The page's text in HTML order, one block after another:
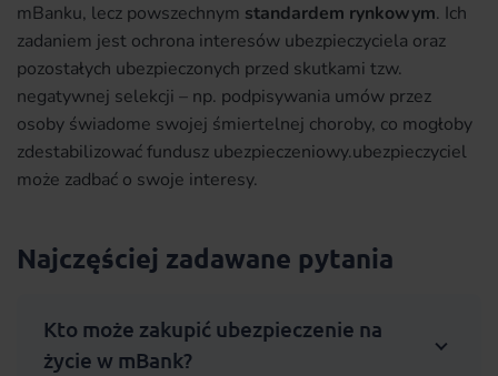
mBanku, lecz powszechnym standardem rynkowym. Ich
zadaniem jest ochrona interesów ubezpieczyciela oraz
pozostałych ubezpieczonych przed skutkami tzw.
negatywnej selekcji – np. podpisywania umów przez
osoby świadome swojej śmiertelnej choroby, co mogłoby
zdestabilizować fundusz ubezpieczeniowy.ubezpieczyciel
może zadbać o swoje interesy.
Najczęściej zadawane pytania
Kto może zakupić ubezpieczenie na
życie w mBank?